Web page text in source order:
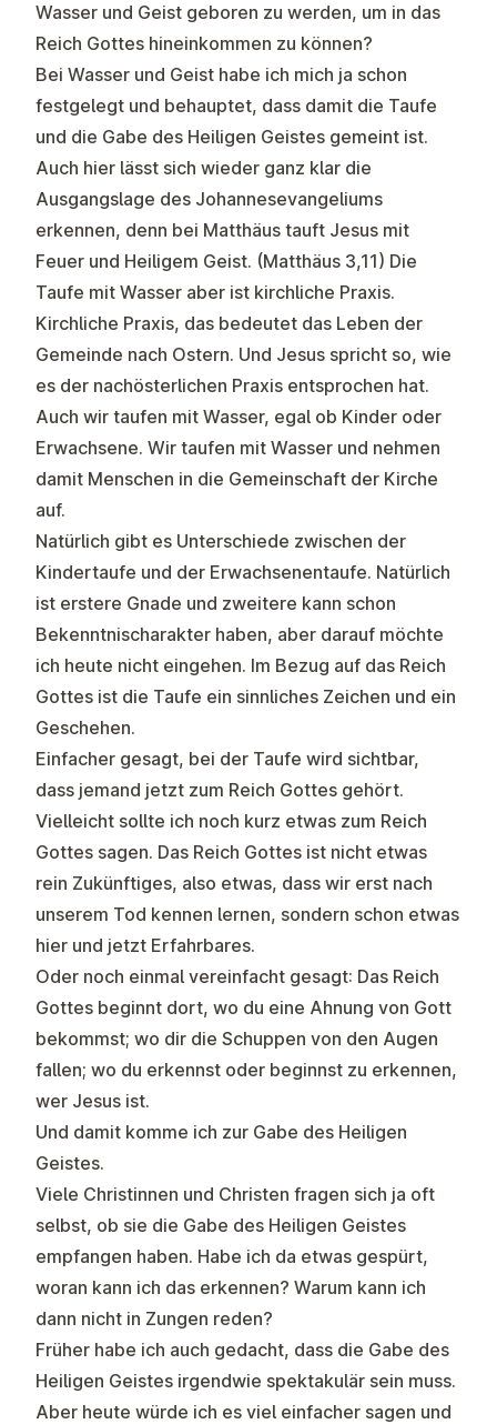
Wasser und Geist geboren zu werden, um in das
Reich Gottes hineinkommen zu können?
Bei Wasser und Geist habe ich mich ja schon
festgelegt und behauptet, dass damit die Taufe
und die Gabe des Heiligen Geistes gemeint ist.
Auch hier lässt sich wieder ganz klar die
Ausgangslage des Johannesevangeliums
erkennen, denn bei Matthäus tauft Jesus mit
Feuer und Heiligem Geist. (Matthäus 3,11) Die
Taufe mit Wasser aber ist kirchliche Praxis.
Kirchliche Praxis, das bedeutet das Leben der
Gemeinde nach Ostern. Und Jesus spricht so, wie
es der nachösterlichen Praxis entsprochen hat.
Auch wir taufen mit Wasser, egal ob Kinder oder
Erwachsene. Wir taufen mit Wasser und nehmen
damit Menschen in die Gemeinschaft der Kirche
auf.
Natürlich gibt es Unterschiede zwischen der
Kindertaufe und der Erwachsenentaufe. Natürlich
ist erstere Gnade und zweitere kann schon
Bekenntnischarakter haben, aber darauf möchte
ich heute nicht eingehen. Im Bezug auf das Reich
Gottes ist die Taufe ein sinnliches Zeichen und ein
Geschehen.
Einfacher gesagt, bei der Taufe wird sichtbar,
dass jemand jetzt zum Reich Gottes gehört.
Vielleicht sollte ich noch kurz etwas zum Reich
Gottes sagen. Das Reich Gottes ist nicht etwas
rein Zukünftiges, also etwas, dass wir erst nach
unserem Tod kennen lernen, sondern schon etwas
hier und jetzt Erfahrbares.
Oder noch einmal vereinfacht gesagt: Das Reich
Gottes beginnt dort, wo du eine Ahnung von Gott
bekommst; wo dir die Schuppen von den Augen
fallen; wo du erkennst oder beginnst zu erkennen,
wer Jesus ist.
Und damit komme ich zur Gabe des Heiligen
Geistes.
Viele Christinnen und Christen fragen sich ja oft
selbst, ob sie die Gabe des Heiligen Geistes
empfangen haben. Habe ich da etwas gespürt,
woran kann ich das erkennen? Warum kann ich
dann nicht in Zungen reden?
Früher habe ich auch gedacht, dass die Gabe des
Heiligen Geistes irgendwie spektakulär sein muss.
Aber heute würde ich es viel einfacher sagen und